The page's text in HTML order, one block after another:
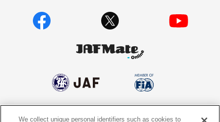
個人情報保護方針 個人情報の取り扱いについて
We collect unique personal identifiers such as cookies to